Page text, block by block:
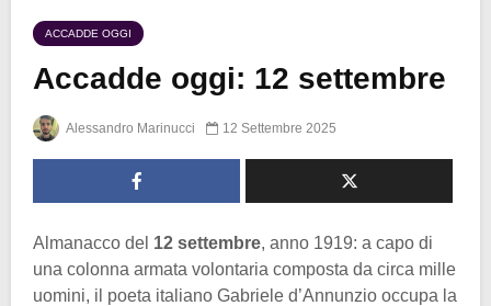
ACCADDE OGGI
Accadde oggi: 12 settembre
Alessandro Marinucci 12 Settembre 2025
Almanacco del 12 settembre, anno 1919: a capo di
una colonna armata volontaria composta da circa mille
uomini, il poeta italiano Gabriele d’Annunzio occupa la